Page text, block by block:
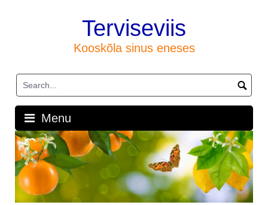
Terviseviis
Kooskõla sinus eneses
Menu